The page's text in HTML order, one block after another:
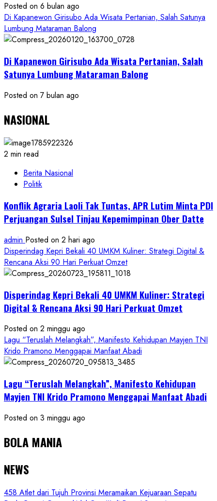
Posted on 6 bulan ago
Di Kapanewon Girisubo Ada Wisata Pertanian, Salah Satunya
Lumbung Mataraman Balong
Di Kapanewon Girisubo Ada Wisata Pertanian, Salah
Satunya Lumbung Mataraman Balong
Posted on 7 bulan ago
NASIONAL
2 min read
Berita Nasional
Politik
Konflik Agraria Laoli Tak Tuntas, APR Lutim Minta PDI
Perjuangan Sulsel Tinjau Kepemimpinan Ober Datte
admin Posted on 2 hari ago
Disperindag Kepri Bekali 40 UMKM Kuliner: Strategi Digital &
Rencana Aksi 90 Hari Perkuat Omzet
Disperindag Kepri Bekali 40 UMKM Kuliner: Strategi
Digital & Rencana Aksi 90 Hari Perkuat Omzet
Posted on 2 minggu ago
Lagu “Teruslah Melangkah”, Manifesto Kehidupan Mayjen TNI
Krido Pramono Menggapai Manfaat Abadi
Lagu “Teruslah Melangkah”, Manifesto Kehidupan
Mayjen TNI Krido Pramono Menggapai Manfaat Abadi
Posted on 3 minggu ago
BOLA MANIA
NEWS
458 Atlet dari Tujuh Provinsi Meramaikan Kejuaraan Sepatu